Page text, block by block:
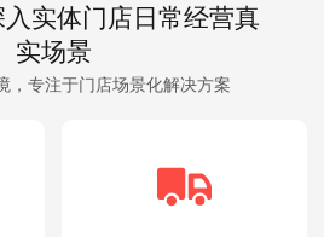
实体门店日常经营真
实场景
，专注于门店场景化解决方案